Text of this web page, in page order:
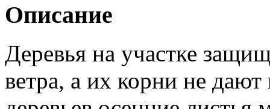
Описание
Деревья на участке
ветра, а их корни не